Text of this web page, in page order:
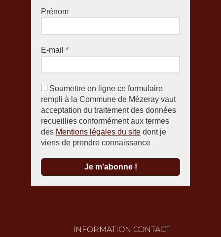
Prénom
E-mail *
Soumettre en ligne ce formulaire
rempli à la Commune de Mézeray vaut
acceptation du traitement des données
recueillies conformément aux termes
des Mentions légales du sitedont je
viens de prendre connaissance
INFORMATION CONTACT